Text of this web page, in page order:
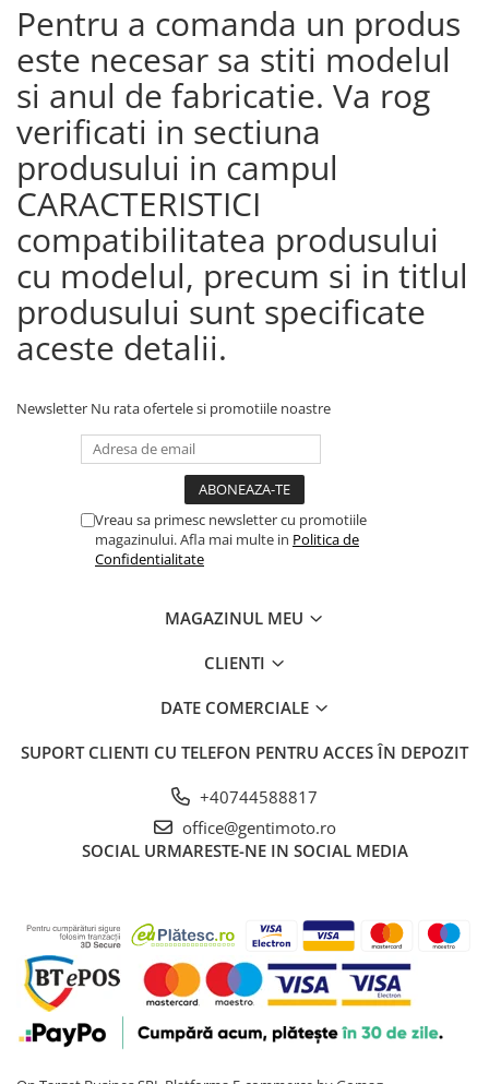
Pentru a comanda un produs
este necesar sa stiti modelul
si anul de fabricatie. Va rog
verificati in sectiuna
produsului in campul
CARACTERISTICI
compatibilitatea produsului
cu modelul, precum si in titlul
produsului sunt specificate
aceste detalii.
Newsletter Nu rata ofertele si promotiile noastre
Vreau sa primesc newsletter cu promotiile
magazinului. Afla mai multe in Politica de
Confidentialitate
MAGAZINUL MEU
CLIENTI
DATE COMERCIALE
SUPORT CLIENTI CU TELEFON PENTRU ACCES ÎN DEPOZIT
+40744588817
office@gentimoto.ro
SOCIAL URMARESTE-NE IN SOCIAL MEDIA